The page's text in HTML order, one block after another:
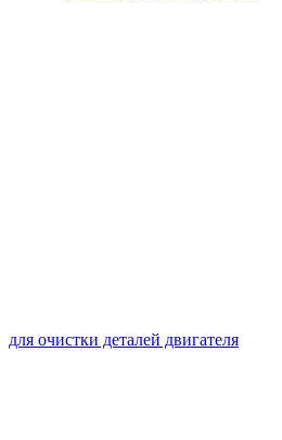
для очистки деталей двигателя